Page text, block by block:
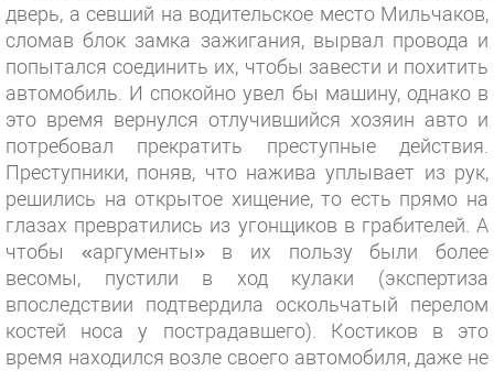
дверь, а севший на водительское место Мильчаков,
сломав блок замка зажигания, вырвал провода и
попытался соединить их, чтобы завести и похитить
автомобиль. И спокойно увел бы машину, однако в
это время вернулся отлучившийся хозяин авто и
потребовал прекратить преступные действия.
Преступники, поняв, что нажива уплывает из рук,
решились на открытое хищение, то есть прямо на
глазах превратились из угонщиков в грабителей. А
чтобы «аргументы» в их пользу были более
весомы, пустили в ход кулаки (экспертиза
впоследствии подтвердила оскольчатый перелом
костей носа у пострадавшего). Костиков в это
время находился возле своего автомобиля, даже не